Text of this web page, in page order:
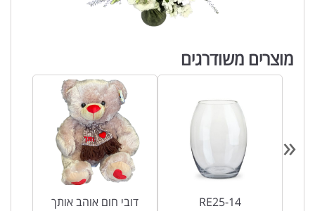
מוצרים משודרגים
דובי חום אוהב אותך RE25-14
«